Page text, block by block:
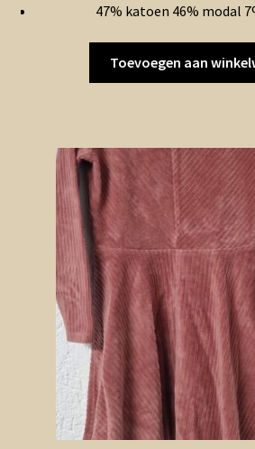
47% katoen 46% modal
Toevoegen aan